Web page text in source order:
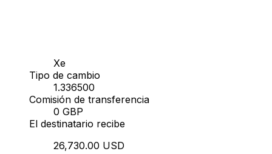
Xe
Tipo de cambio
1.336500
Comisión de transferencia
0 GBP
El destinatario recibe
26,730.00 USD